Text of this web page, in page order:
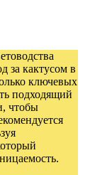
за кактусом в
ключевых
подходящий
чтобы